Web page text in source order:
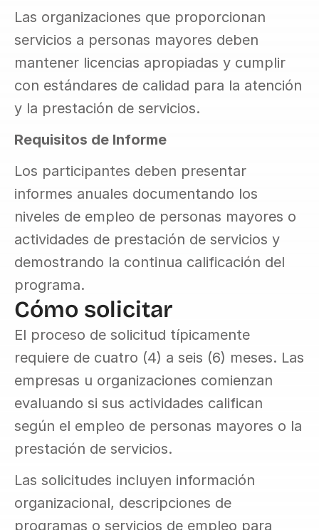
Las organizaciones que proporcionan
servicios a personas mayores deben
mantener licencias apropiadas y cumplir
con estándares de calidad para la atención
y la prestación de servicios.
Requisitos de Informe
Los participantes deben presentar
informes anuales documentando los
niveles de empleo de personas mayores o
actividades de prestación de servicios y
demostrando la continua calificación del
programa.
Cómo solicitar
El proceso de solicitud típicamente
requiere de cuatro (4) a seis (6) meses. Las
empresas u organizaciones comienzan
evaluando si sus actividades califican
según el empleo de personas mayores o la
prestación de servicios.
Las solicitudes incluyen información
organizacional, descripciones de
programas o servicios de empleo para